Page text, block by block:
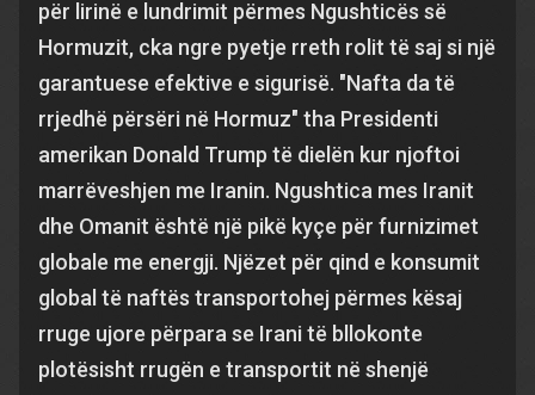
për lirinë e lundrimit përmes Ngushticës së
Hormuzit, cka ngre pyetje rreth rolit të saj si një
garantuese efektive e sigurisë. "Nafta da të
rrjedhë përsëri në Hormuz" tha Presidenti
amerikan Donald Trump të dielën kur njoftoi
marrëveshjen me Iranin. Ngushtica mes Iranit
dhe Omanit është një pikë kyçe për furnizimet
globale me energji. Njëzet për qind e konsumit
global të naftës transportohej përmes kësaj
rruge ujore përpara se Irani të bllokonte
plotësisht rrugën e transportit në shenjë